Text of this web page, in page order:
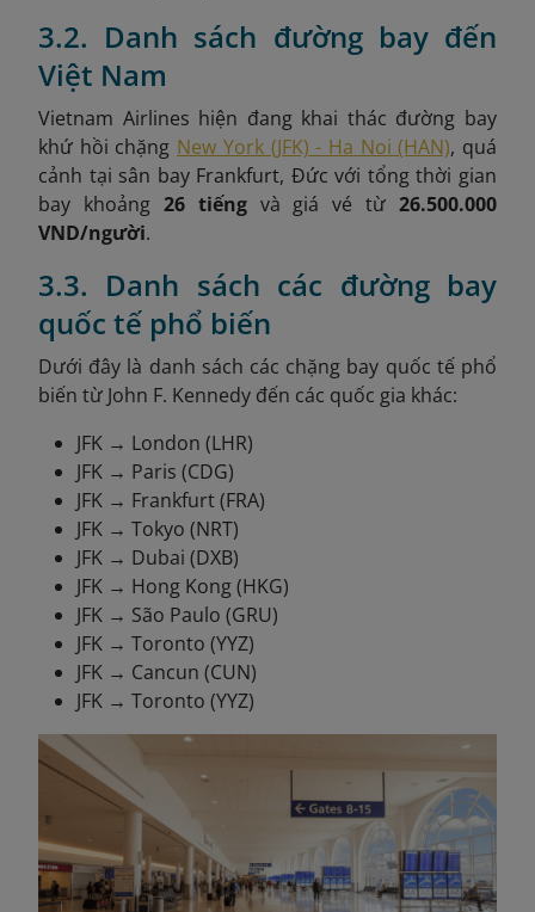
3.2. Danh sách đường bay đến
Việt Nam
Vietnam Airlines hiện đang khai thác đường bay
khứ hồi chặng New York (JFK) - Ha Noi (HAN), quá
cảnh tại sân bay Frankfurt, Đức với tổng thời gian
bay khoảng 26 tiếngvà giá vé từ 26.500.000
VND/người.
3.3. Danh sách các đường bay
quốc tế phổ biến
Dưới đây là danh sách các chặng bay quốc tế phổ
biến từ John F. Kennedy đến các quốc gia khác:
JFK → London (LHR)
JFK → Paris (CDG)
JFK → Frankfurt (FRA)
JFK → Tokyo (NRT)
JFK → Dubai (DXB)
JFK → Hong Kong (HKG)
JFK → São Paulo (GRU)
JFK → Toronto (YYZ)
JFK → Cancun (CUN)
JFK → Toronto (YYZ)